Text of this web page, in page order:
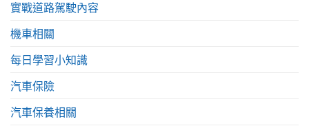
實戰道路駕駛內容
機車相關
每日學習小知識
汽車保險
汽車保養相關